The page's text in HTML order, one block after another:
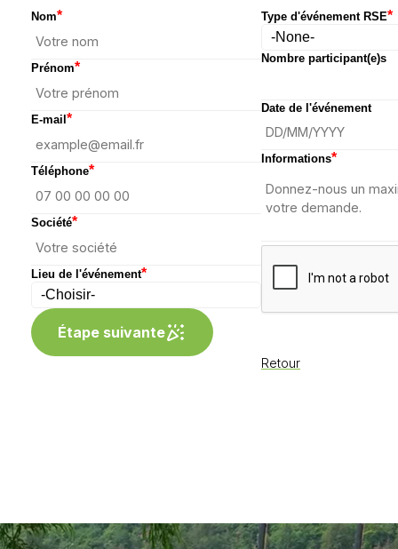
Nom*
Prénom*
E-mail*
Téléphone*
Société*
Lieu de l'événement*
Étape suivante
Type d'événement RSE*
Nombre participant(e)s
Date de l'événement
Informations*
Retour